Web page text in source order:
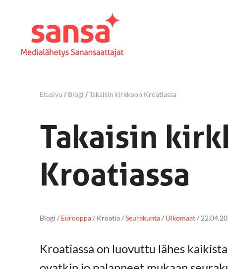
Etusivu /Blogi /Takaisin kirkkoon Kroatiassa
Takaisin
Kroatiassa
Blogi / Eurooppa/ Kroatia/Seurakunta/ Ulkomaat/
Kroatiassa on luovuttu lähes